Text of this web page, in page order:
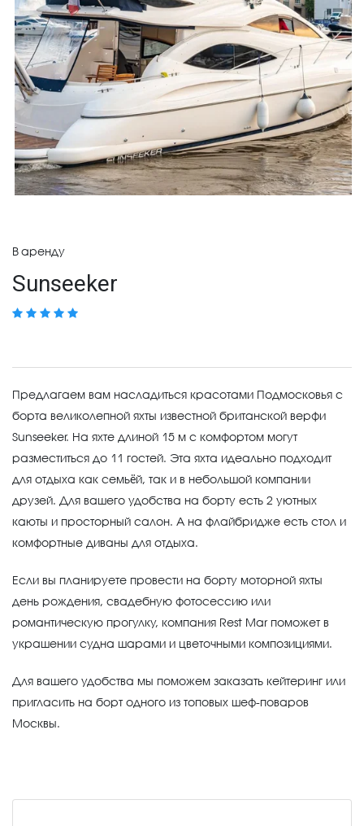
В аренду
Sunseeker
Предлагаем вам насладиться красотами Подмосковья с
борта великолепной яхты известной британской верфи
Sunseeker. На яхте длиной 15 м с комфортом могут
разместиться до 11 гостей. Эта яхта идеально подходит
для отдыха как семьёй, так и в небольшой компании
друзей. Для вашего удобства на борту есть 2 уютных
каюты и просторный салон. А на флайбридже есть стол и
комфортные диваны для отдыха.
Если вы планируете провести на борту моторной яхты
день рождения, свадебную фотосессию или
романтическую прогулку, компания Rest Mar поможет в
украшении судна шарами и цветочными композициями.
Для вашего удобства мы поможем заказать кейтеринг или
пригласить на борт одного из топовых шеф-поваров
Москвы.